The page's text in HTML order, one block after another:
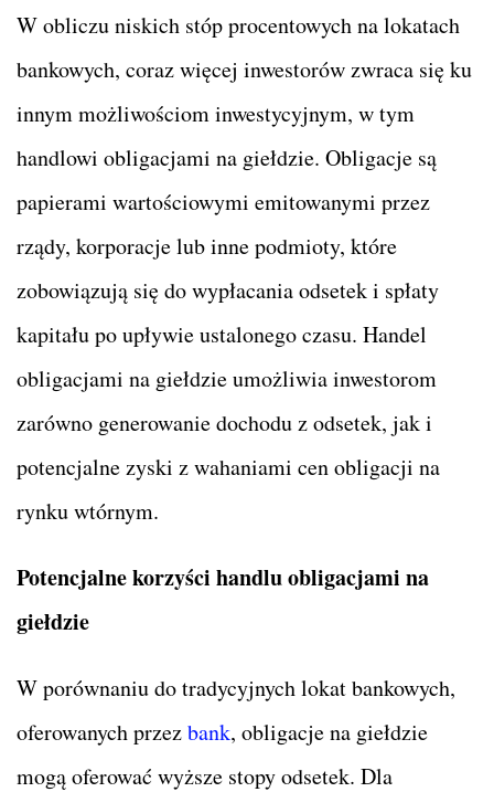
W obliczu niskich stóp procentowych na lokatach
bankowych, coraz więcej inwestorów zwraca się ku
innym możliwościom inwestycyjnym, w tym
handlowi obligacjami na giełdzie. Obligacje są
papierami wartościowymi emitowanymi przez
rządy, korporacje lub inne podmioty, które
zobowiązują się do wypłacania odsetek i spłaty
kapitału po upływie ustalonego czasu. Handel
obligacjami na giełdzie umożliwia inwestorom
zarówno generowanie dochodu z odsetek, jak i
potencjalne zyski z wahaniami cen obligacji na
rynku wtórnym.
Potencjalne korzyści handlu obligacjami na
giełdzie
W porównaniu do tradycyjnych lokat bankowych,
oferowanych przezbank, obligacje na giełdzie
mogą oferować wyższe stopy odsetek. Dla